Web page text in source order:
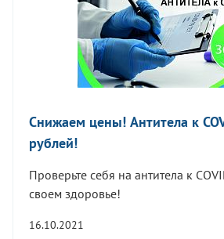
Снижаем цены! Антитела к
рублей!
Проверьте себя на антитела к
своем здоровье!
16.10.2021